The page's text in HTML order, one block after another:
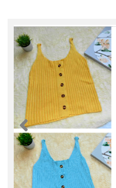
Anterior